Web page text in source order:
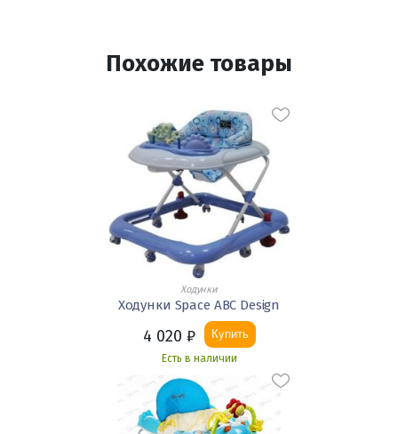
Похожие товары
Ходунки
Ходунки Space ABC Design
4 020 ₽ Купить
Есть в наличии